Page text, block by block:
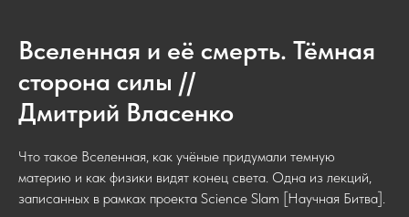
Вселенная и её смерть. Тёмная
сторона силы //
Дмитрий Власенко
Что такое Вселенная, как учёные придумали темную
материю и как физики видят конец света. Одна из лекций,
записанных в рамках проекта Science Slam [Научная Битва].